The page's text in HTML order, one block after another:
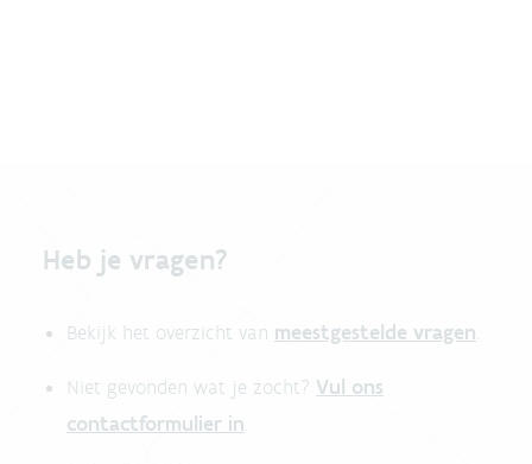
Heb je vragen?
Bekijk het overzicht van meestgestelde vragen.
Niet gevonden wat je zocht? Vul ons
contactformulier in.